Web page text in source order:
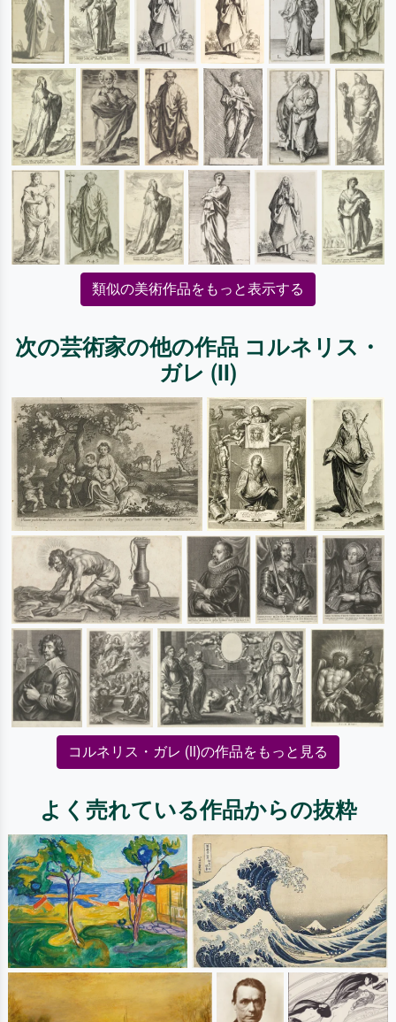
類似の美術作品をもっと表示する
次の芸術家の他の作品 コルネリス・
ガレ (II)
コルネリス・ガレ (II)の作品をもっと見る
よく売れている作品からの抜粋